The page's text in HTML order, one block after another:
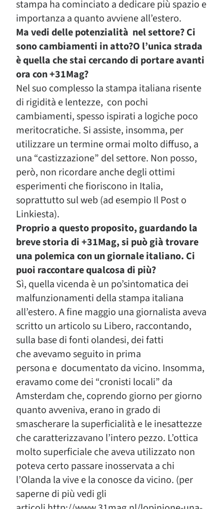
stampa ha cominciato a dedicare più spazio e
importanza a quanto avviene all’estero.
Ma vedi delle potenzialità nel settore? Ci
sono cambiamenti in atto?O l’unica strada
è quella che stai cercando di portare avanti
ora con +31Mag?
Nel suo complesso la stampa italiana risente
di rigidità e lentezze, con pochi
cambiamenti, spesso ispirati a logiche poco
meritocratiche. Si assiste, insomma, per
utilizzare un termine ormai molto diffuso, a
una “castizzazione” del settore. Non posso,
però, non ricordare anche degli ottimi
esperimenti che fioriscono in Italia,
soprattutto sul web (ad esempio Il Post o
Linkiesta).
Proprio a questo proposito, guardando la
breve storia di +31Mag, si può già trovare
una polemica con un giornale italiano. Ci
puoi raccontare qualcosa di più?
Sì, quella vicenda è un po’sintomatica dei
malfunzionamenti della stampa italiana
all’estero. A fine maggio una giornalista aveva
scritto un articolo su Libero, raccontando,
sulla base di fonti olandesi, dei fatti
che avevamo seguito in prima
persona e documentato da vicino. Insomma,
eravamo come dei “cronisti locali” da
Amsterdam che, coprendo giorno per giorno
quanto avveniva, erano in grado di
smascherare la superficialità e le inesattezze
che caratterizzavano l’intero pezzo. L’ottica
molto superficiale che aveva utilizzato non
poteva certo passare inosservata a chi
l’Olanda la vive e la conosce da vicino. (per
saperne di più vedi gli